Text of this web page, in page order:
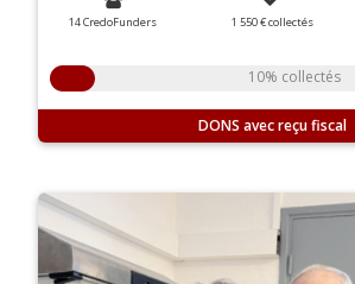
14 CredoFunders 1 550 €collectés
10% collectés
DONS